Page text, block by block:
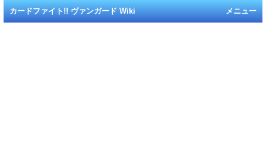
メニュー
カードファイト!! ヴァンガード Wiki